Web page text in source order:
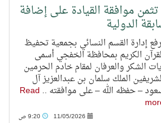
موافقة القيادة على إضافة
الدولية
إدارة القسم النسائي بجمعية تحفيظ
الكريم بمحافظة الخفجي أسمى
الشكر والعرفان لمقام خادم الحرمين
الملك سلمان بن عبدالعزيز آل
– حفظه الله – على موافقته .. Read
11/05/2026